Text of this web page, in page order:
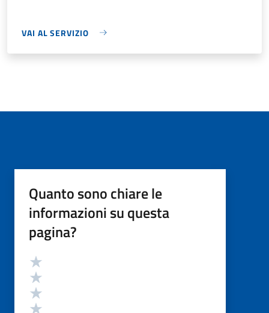
VAI AL SERVIZIO
Quanto sono chiare le
informazioni su questa
pagina?
Valutazione